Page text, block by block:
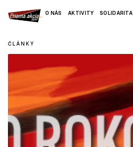
O NÁS AKTIVITY SOLIDARITA
ČLÁNKY